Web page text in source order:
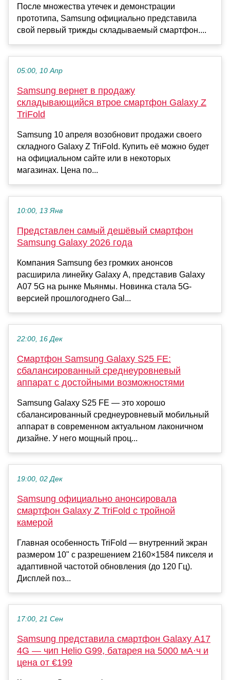
После множества утечек и демонстрации
прототипа, Samsung официально представила
свой первый трижды складываемый смартфон....
05:00, 10 Апр
Samsung вернет в продажу
складывающийся втрое смартфон Galaxy Z
TriFold
Samsung 10 апреля возобновит продажи своего
складного Galaxy Z TriFold. Купить её можно будет
на официальном сайте или в некоторых
магазинах. Цена по...
10:00, 13 Янв
Представлен самый дешёвый смартфон
Samsung Galaxy 2026 года
Компания Samsung без громких анонсов
расширила линейку Galaxy A, представив Galaxy
A07 5G на рынке Мьянмы. Новинка стала 5G-
версией прошлогоднего Gal...
22:00, 16 Дек
Смартфон Samsung Galaxy S25 FE:
сбалансированный среднеуровневый
аппарат с достойными возможностями
Samsung Galaxy S25 FE — это хорошо
сбалансированный среднеуровневый мобильный
аппарат в современном актуальном лаконичном
дизайне. У него мощный проц...
19:00, 02 Дек
Samsung официально анонсировала
смартфон Galaxy Z TriFold с тройной
камерой
Главная особенность TriFold — внутренний экран
размером 10" с разрешением 2160×1584 пикселя и
адаптивной частотой обновления (до 120 Гц).
Дисплей поз...
17:00, 21 Сен
Samsung представила смартфон Galaxy A17
4G — чип Helio G99, батарея на 5000 мА·ч и
цена от €199